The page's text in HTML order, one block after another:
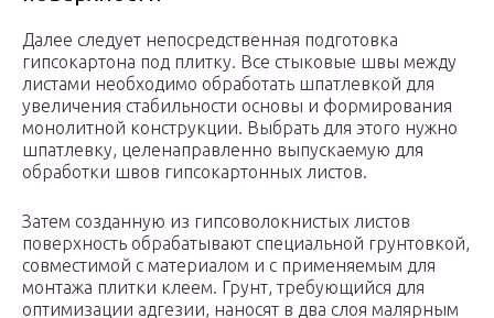
Далее следует непосредственная подготовка
гипсокартона под плитку. Все стыковые швы между
листами необходимо обработать шпатлевкой для
увеличения стабильности основы и формирования
монолитной конструкции. Выбрать для этого нужно
шпатлевку, целенаправленно выпускаемую для
обработки швов гипсокартонных листов.
Затем созданную из гипсоволокнистых листов
поверхность обрабатывают специальной грунтовкой,
совместимой с материалом и с применяемым для
монтажа плитки клеем. Грунт, требующийся для
оптимизации адгезии, наносят в два слоя малярным